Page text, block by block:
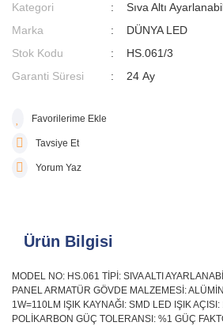
Kategori Sıva Altı
Marka
DÜNYA LED
Stok Kodu
HS.061/3
Garanti Süresi
24 Ay
Tavsiye Et
Yorum Yaz
Ürün Bilgisi
MODEL NO: HS.061 TİPİ: SIVA ALTI
PANEL ARMATÜR GÖVDE MALZEMESİ:
1W=110LM IŞIK KAYNAĞI: SMD LED IŞIK AÇISI:
POLİKARBON GÜÇ TOLERANSI: %1 GÜÇ